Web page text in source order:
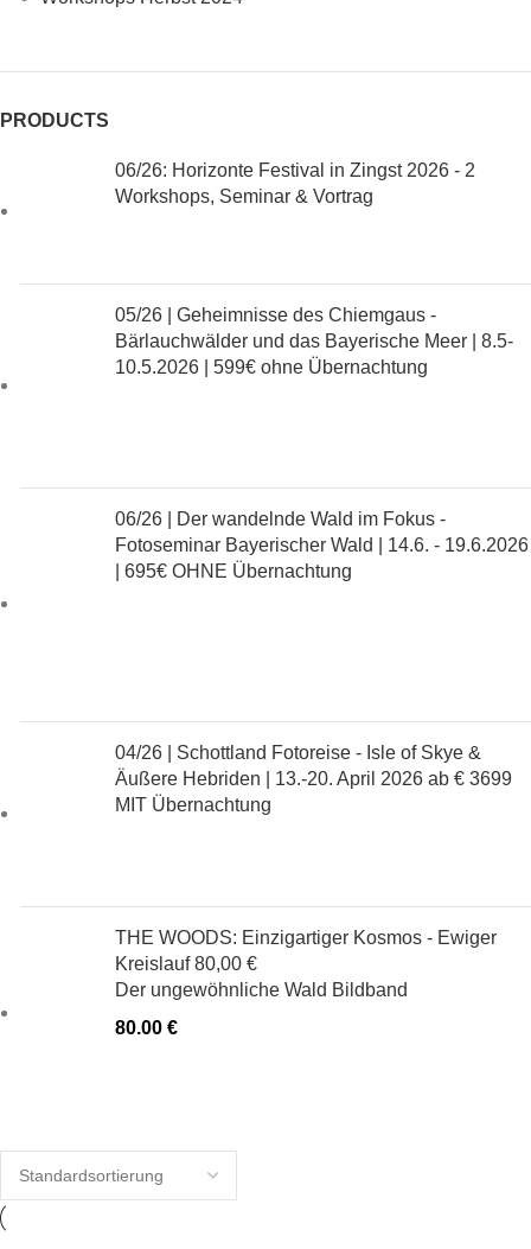
PRODUCTS
06/26: Horizonte Festival in Zingst 2026 - 2
Workshops, Seminar & Vortrag
05/26 | Geheimnisse des Chiemgaus -
Bärlauchwälder und das Bayerische Meer | 8.5-
10.5.2026 | 599€ ohne Übernachtung
06/26 | Der wandelnde Wald im Fokus -
Fotoseminar Bayerischer Wald | 14.6. - 19.6.2026
695€ OHNE Übernachtung
04/26 | Schottland Fotoreise - Isle of Skye &
Äußere Hebriden | 13.-20. April 2026 ab € 3699
MIT Übernachtung
THE WOODS: Einzigartiger Kosmos - Ewiger
Kreislauf80,00 €
Der ungewöhnliche Wald Bildband
80.00 €